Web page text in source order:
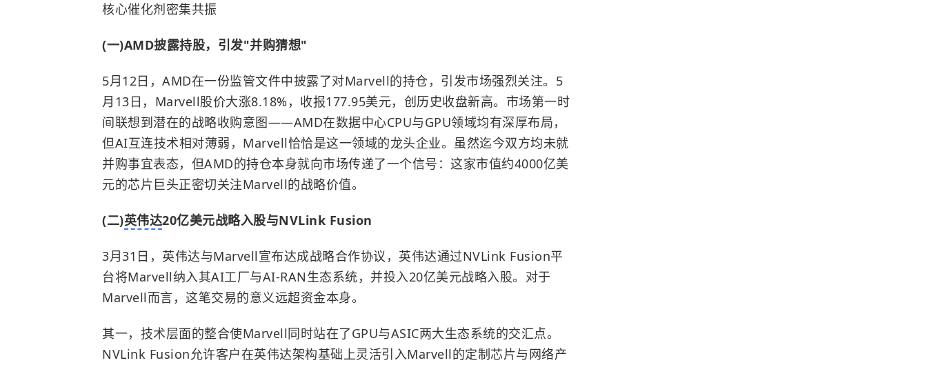
核心催化剂密集共振
(一)AMD披露持股，引发"并购猜想"
5月12日，AMD在一份监管文件中披露了对Marvell的持仓，引发市场强烈关注。5
月13日，Marvell股价大涨8.18%，收报177.95美元，创历史收盘新高。市场第一时
间联想到潜在的战略收购意图——AMD在数据中心CPU与GPU领域均有深厚布局，
但AI互连技术相对薄弱，Marvell恰恰是这一领域的龙头企业。虽然迄今双方均未就
并购事宜表态，但AMD的持仓本身就向市场传递了一个信号：这家市值约4000亿美
元的芯片巨头正密切关注Marvell的战略价值。
(二)英伟达20亿美元战略入股与NVLink Fusion
3月31日，英伟达与Marvell宣布达成战略合作协议，英伟达通过NVLink Fusion平
台将Marvell纳入其AI工厂与AI-RAN生态系统，并投入20亿美元战略入股。对于
Marvell而言，这笔交易的意义远超资金本身。
其一，技术层面的整合使Marvell同时站在了GPU与ASIC两大生态系统的交汇点。
NVLink Fusion允许客户在英伟达架构基础上灵活引入Marvell的定制芯片与网络产